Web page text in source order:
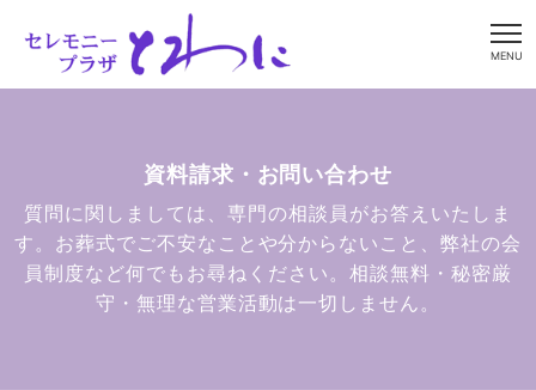
MENU
資料請求・お問い合わせ
質問に関しましては、専門の相談員がお答えいたしま
す。お葬式でご不安なことや分からないこと、弊社の会
員制度など何でもお尋ねください。 相談無料・秘密厳
守・無理な営業活動は一切しません。